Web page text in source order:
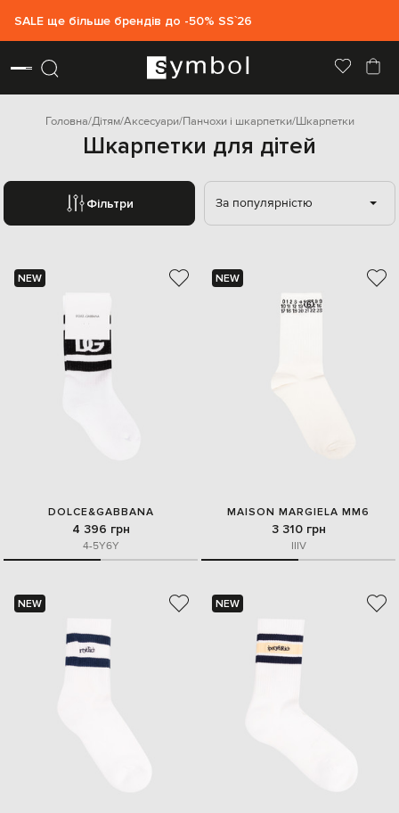
SALE ще більше брендів до -50% SS`26
Головна Дітям Аксесуари Панчохи і шкарпетки Шкарпетки
Шкарпетки для дітей
Фільтри За популярністю
NEW
DOLCE&GABBANA
4 396 грн
4-5Y6Y
NEW
MAISON MARGIELA MM6
3 310 грн
IIIV
NEW NEW